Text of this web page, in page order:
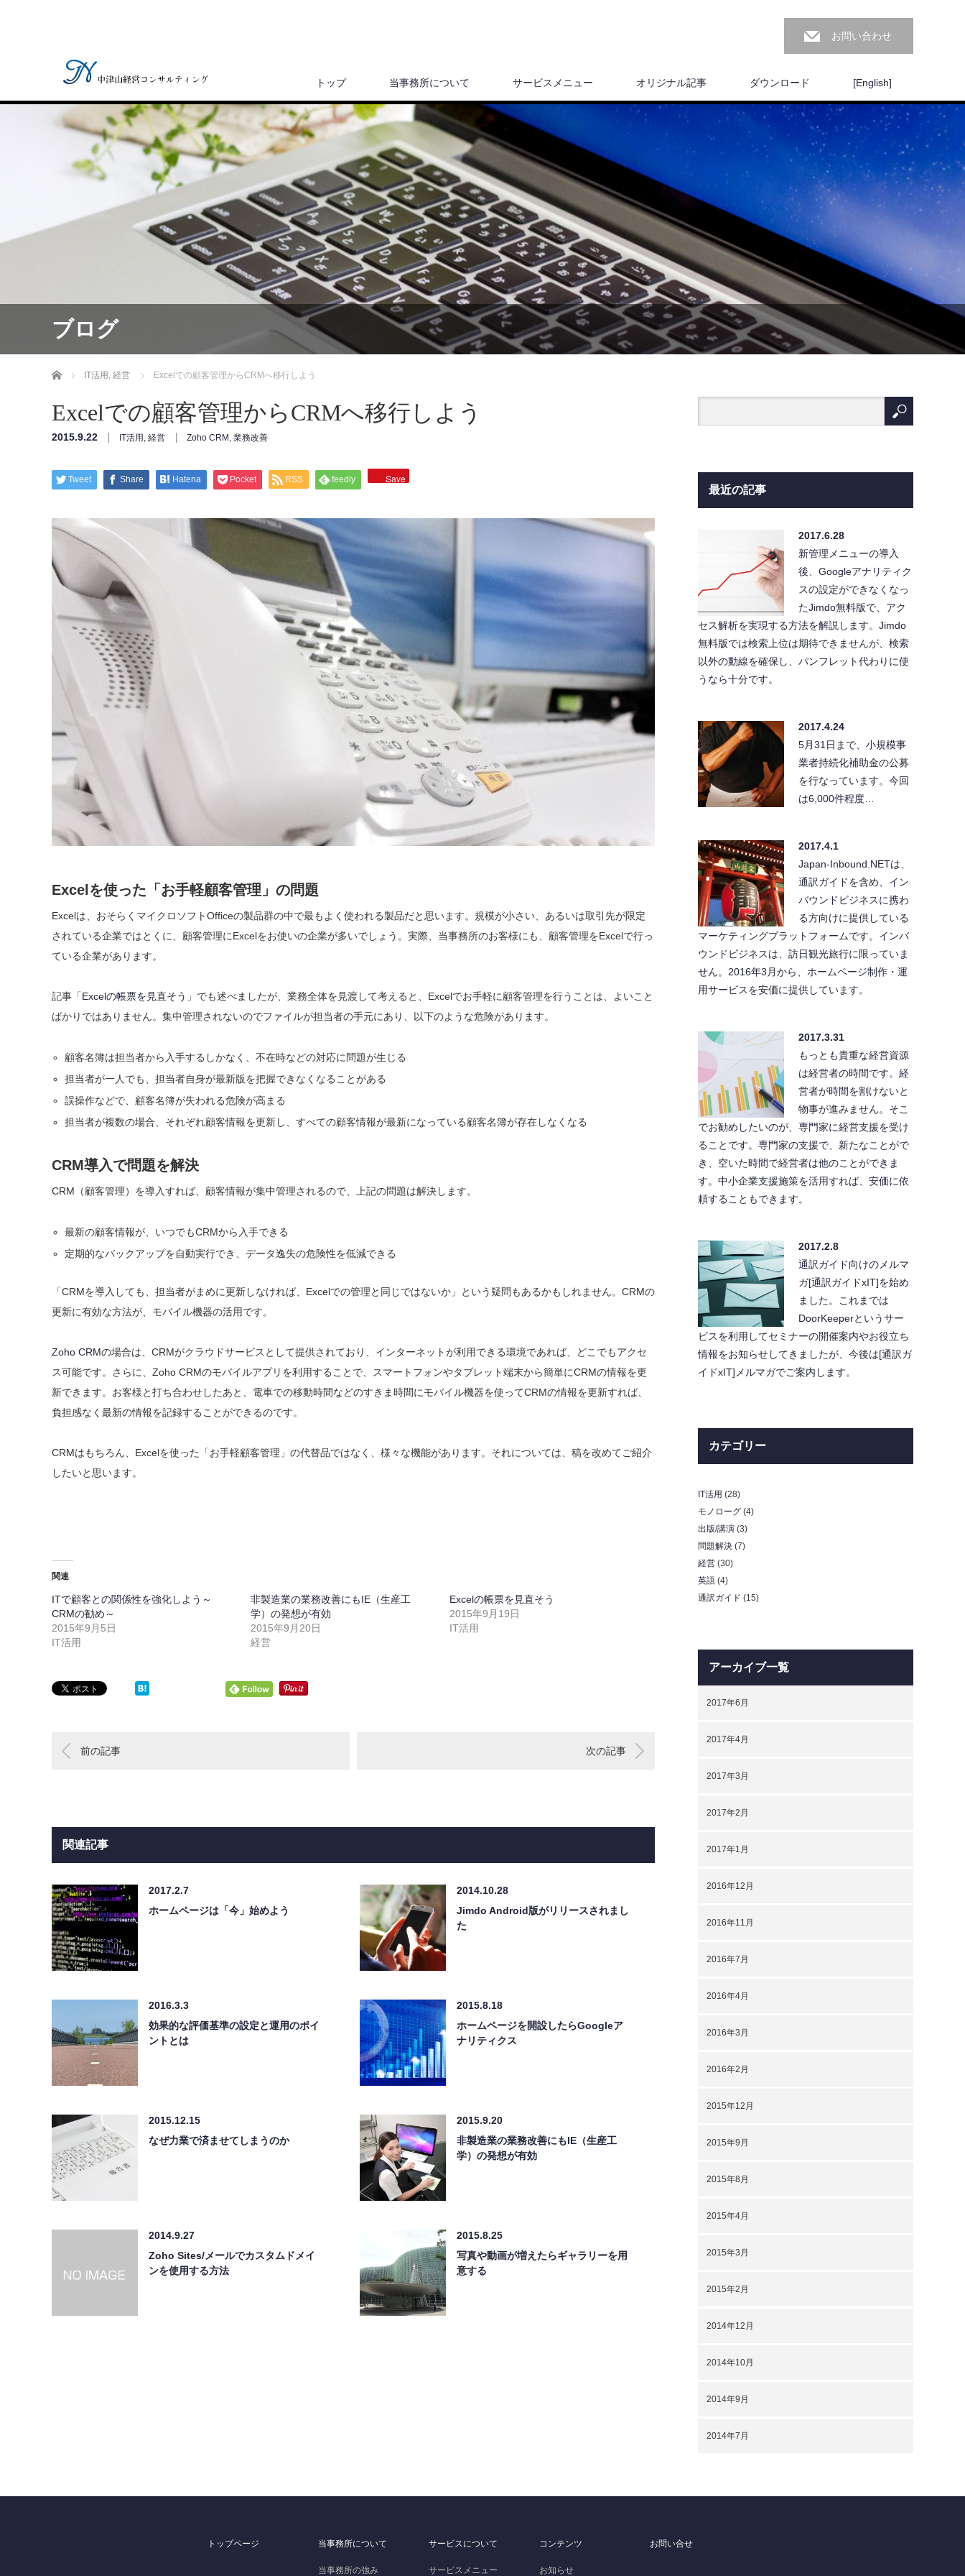
お問い合わせ
トップ 当事務所について サービスメニュー オリジナル記事 ダウンロード [English]
ブログ
ホーム IT活用 経営 Excelでの顧客管理からCRMへ移行しよう
Excelでの顧客管理からCRMへ移行しよう
2015.9.22 IT活用 経営 Zoho CRM 業務改善
Tweet Share Hatena Pocket RSS feedly Save
Excelを使った「お手軽顧客管理」の問題
Excelは、おそらくマイクロソフトOfficeの製品群の中で最もよく使われる製品だと思います。規模が小さい、あるいは取引先が限定
されている企業ではとくに、顧客管理にExcelをお使いの企業が多いでしょう。実際、当事務所のお客様にも、顧客管理をExcelで行っ
ている企業があります。
記事「Excelの帳票を見直そう 」でも述べましたが、業務全体を見渡して考えると、Excelでお手軽に顧客管理を行うことは、よいこと
ばかりではありません。集中管理されないのでファイルが担当者の手元にあり、以下のような危険があります。
顧客名簿は担当者から入手するしかなく、不在時などの対応に問題が生じる
担当者が一人でも、担当者自身が最新版を把握できなくなることがある
誤操作などで、顧客名簿が失われる危険が高まる
担当者が複数の場合、それぞれ顧客情報を更新し、すべての顧客情報が最新になっている顧客名簿が存在しなくなる
CRM導入で問題を解決
CRM（顧客管理）を導入すれば、顧客情報が集中管理されるので、上記の問題は解決します。
最新の顧客情報が、いつでもCRMから入手できる
定期的なバックアップを自動実行でき、データ逸失の危険性を低減できる
「CRMを導入しても、担当者がまめに更新しなければ、Excelでの管理と同じではないか」という疑問もあるかもしれません。CRMの
更新に有効な方法が、モバイル機器の活用です。
Zoho CRMの場合は、CRMがクラウドサービスとして提供されており、インターネットが利用できる環境であれば、どこでもアクセ
ス可能です。さらに、Zoho CRMのモバイルアプリを利用することで、スマートフォンやタブレット端末から簡単にCRMの情報を更
新できます。お客様と打ち合わせしたあと、電車での移動時間などのすきま時間にモバイル機器を使ってCRMの情報を更新すれば、
負担感なく最新の情報を記録することができるのです。
CRMはもちろん、Excelを使った「お手軽顧客管理」の代替品ではなく、様々な機能があります。それについては、稿を改めてご紹介
したいと思います。
関連
ITで顧客との関係性を強化しよう～
CRMの勧め～
2015年9月5日
IT活用
非製造業の業務改善にもIE（生産工
学）の発想が有効
2015年9月20日
経営
Excelの帳票を見直そう
2015年9月19日
IT活用
前の記事 次の記事
関連記事
2017.2.7
ホームページは「今」始めよう
2014.10.28
Jimdo Android版がリリースされまし
た
2016.3.3
効果的な評価基準の設定と運用のポイ
ントとは
2015.8.18
ホームページを開設したらGoogleア
ナリティクス
2015.12.15
なぜ力業で済ませてしまうのか
2015.9.20
非製造業の業務改善にもIE（生産工
学）の発想が有効
2014.9.27
Zoho Sites/メールでカスタムドメイ
ンを使用する方法
2015.8.25
写真や動画が増えたらギャラリーを用
意する
最近の記事
2017.6.28
新管理メニューの導入
後、Googleアナリティク
スの設定ができなくなっ
たJimdo無料版で、アク
セス解析を実現する方法を解説します。Jimdo
無料版では検索上位は期待できませんが、検索
以外の動線を確保し、パンフレット代わりに使
うなら十分です。
2017.4.24
5月31日まで、小規模事
業者持続化補助金の公募
を行なっています。今回
は6,000件程度…
2017.4.1
Japan-Inbound.NETは、
通訳ガイドを含め、イン
バウンドビジネスに携わ
る方向けに提供している
マーケティングプラットフォームです。インバ
ウンドビジネスは、訪日観光旅行に限っていま
せん。2016年3月から、ホームページ制作・運
用サービスを安価に提供しています。
2017.3.31
もっとも貴重な経営資源
は経営者の時間です。経
営者が時間を割けないと
物事が進みません。そこ
でお勧めしたいのが、専門家に経営支援を受け
ることです。専門家の支援で、新たなことがで
き、空いた時間で経営者は他のことができま
す。中小企業支援施策を活用すれば、安価に依
頼することもできます。
2017.2.8
通訳ガイド向けのメルマ
ガ[通訳ガイドxIT]を始め
ました。これまでは
DoorKeeperというサー
ビスを利用してセミナーの開催案内やお役立ち
情報をお知らせしてきましたが、今後は[通訳ガ
イドxIT]メルマガでご案内します。
カテゴリー
IT活用 (28)
モノローグ (4)
出版/講演 (3)
問題解決 (7)
経営 (30)
英語 (4)
通訳ガイド (15)
アーカイブ一覧
2017年6月
2017年4月
2017年3月
2017年2月
2017年1月
2016年12月
2016年11月
2016年7月
2016年4月
2016年3月
2016年2月
2015年12月
2015年9月
2015年8月
2015年4月
2015年3月
2015年2月
2014年12月
2014年10月
2014年9月
2014年7月
トップページ 当事務所について
当事務所の強み
サービスについて
サービスメニュー
コンテンツ
お知らせ
お問い合せ